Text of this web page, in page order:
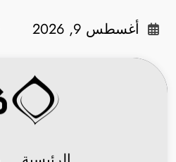
أغسطس 9, 2026